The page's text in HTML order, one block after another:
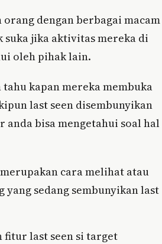
orang dengan berbagai macam
jika aktivitas mereka di
oleh pihak lain.
kapan mereka membuka
last seen disembunyikan
anda bisa mengetahui soal hal
cara melihat atau
yang sedang sembunyikan last
fitur last seen si target